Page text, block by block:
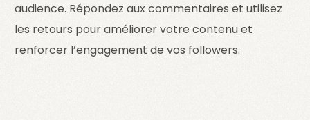
audience. Répondez aux commentaires et utilisez
les retours pour améliorer votre contenu et
renforcer l’engagement de vos followers.